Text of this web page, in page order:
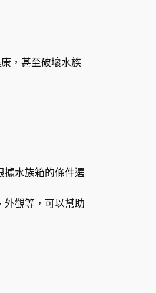
，甚至破壞水族
據水族箱的條件選
外觀等，可以幫助